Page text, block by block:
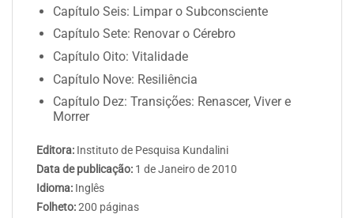
Capítulo Seis: Limpar o Subconsciente
Capítulo Sete: Renovar o Cérebro
Capítulo Oito: Vitalidade
Capítulo Nove: Resiliência
Capítulo Dez: Transições: Renascer, Viver e
Morrer
Editora: Instituto de Pesquisa Kundalini
Data de publicação: 1 de Janeiro de 2010
Idioma: Inglês
Folheto:200 páginas